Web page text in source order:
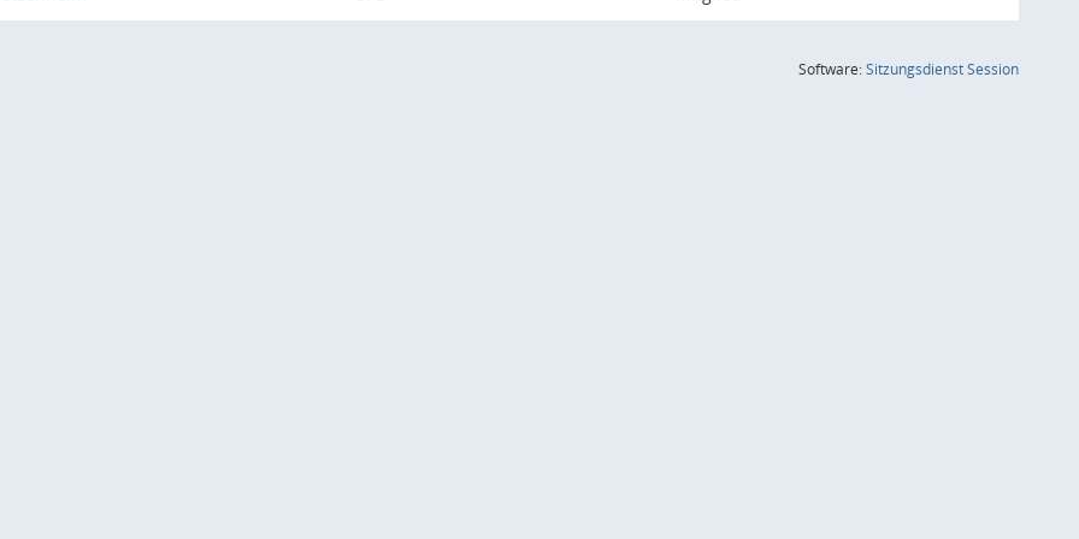
Software:SitzungsdienstSession(Wird in